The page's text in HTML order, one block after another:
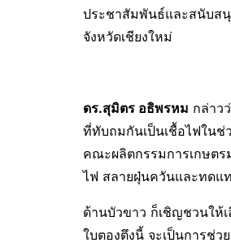
ประชาสัมพันธ์และสนับส
จังหวัดเชียงใหม่
ดร.สุมิตร อธิพรหม กล่าว
ที่ทับถมกันเป็นเชื้อไฟในช่
คณะผลิตกรรมการเกษตร
ไฟ สลายฝุ่นควันและทดแ
ด้านบัวขาว ก็เชิญชวนให้
ใบตองตึงนี้ จะเป็นการช่